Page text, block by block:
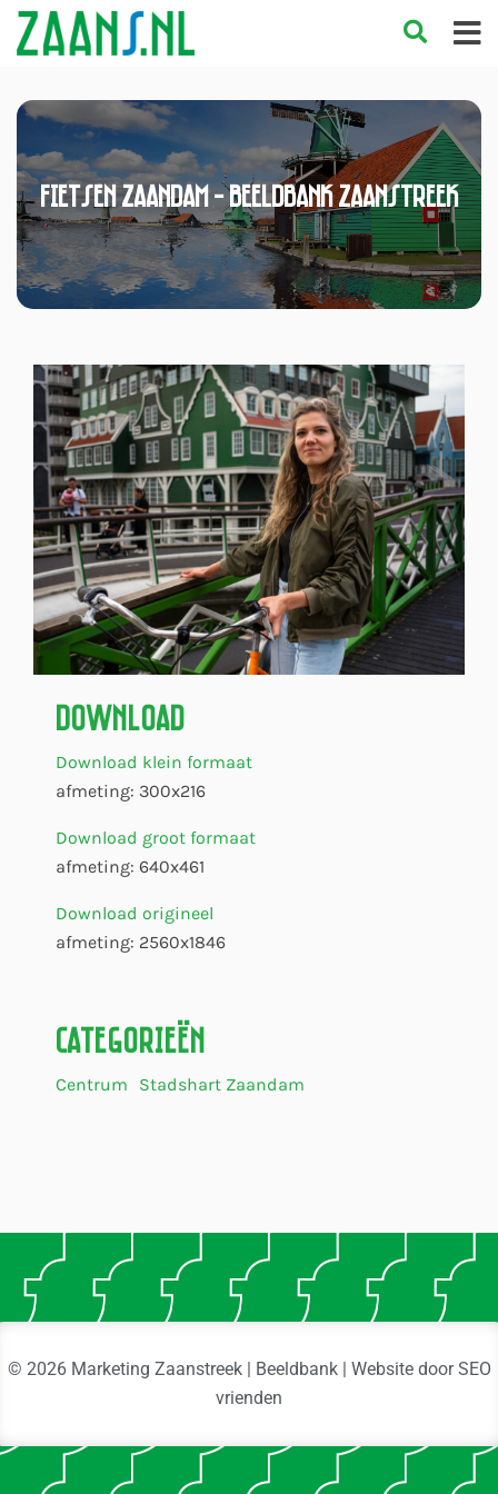
Fietsen Zaandam - Beeldbank Zaanstreek
Download
Download klein formaat
afmeting: 300x216
Download groot formaat
afmeting: 640x461
Download origineel
afmeting: 2560x1846
Categorieën
Centrum Stadshart Zaandam
© 2026 Marketing Zaanstreek | Beeldbank | Website doorSEO
vrienden